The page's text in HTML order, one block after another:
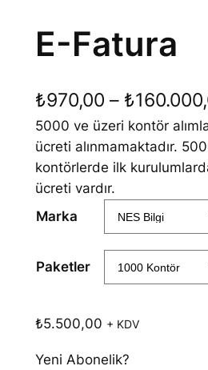
E-Fatura
₺970,00 – ₺
5000 ve üzeri kontör
ücreti alınmamaktadır.
kontörlerde ilk
ücreti vardır.
Marka
Paketler
₺5.500,00 + KDV
Yeni Abonelik?